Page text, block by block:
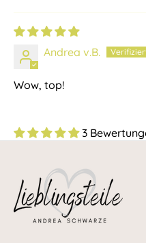
Andrea v.B.
Wow, top!
3